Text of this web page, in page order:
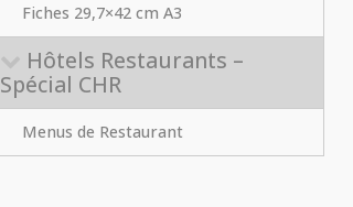
Fiches 29,7×42 cm A3
Hôtels Restaurants –
Spécial CHR
Menus de Restaurant